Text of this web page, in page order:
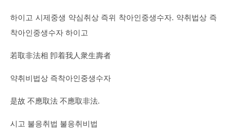
하이고 시제중생 약심취상 즉위 착아인중생수자. 약취법상 즉
착아인중생수자 하이고
若取非法相 卽着我人衆生壽者
약취비법상 즉착아인중생수자
是故 不應取法 不應取非法.
시고 불응취법 불응취비법